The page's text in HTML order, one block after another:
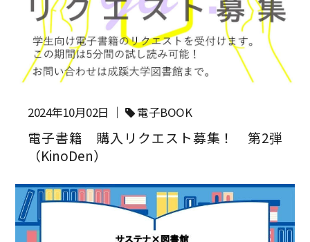
2024年10月02日 ｜ 電子BOOK
電子書籍 購入リクエスト募集！ 第2弾
（KinoDen）